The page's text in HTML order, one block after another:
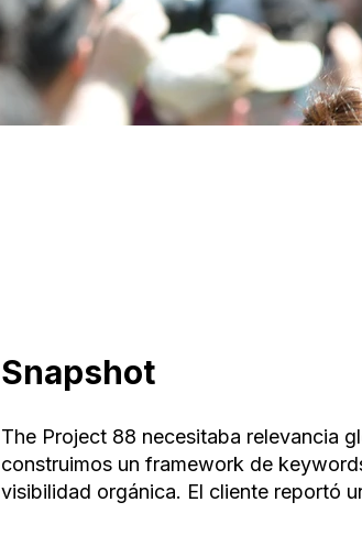
Snapshot
The Project 88 necesitaba relevancia
construimos un framework de
visibilidad orgánica. El cliente reportó